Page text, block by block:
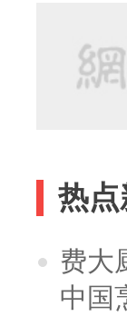
热点
费大
中国